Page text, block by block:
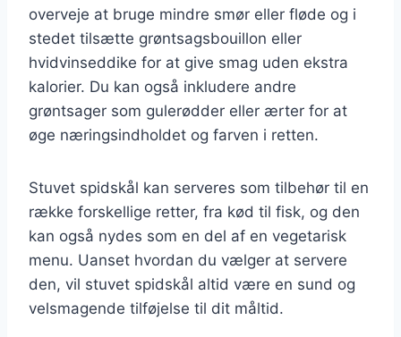
overveje at bruge mindre smør eller fløde og i
stedet tilsætte grøntsagsbouillon eller
hvidvinseddike for at give smag uden ekstra
kalorier. Du kan også inkludere andre
grøntsager som gulerødder eller ærter for at
øge næringsindholdet og farven i retten.
Stuvet spidskål kan serveres som tilbehør til en
række forskellige retter, fra kød til fisk, og den
kan også nydes som en del af en vegetarisk
menu. Uanset hvordan du vælger at servere
den, vil stuvet spidskål altid være en sund og
velsmagende tilføjelse til dit måltid.